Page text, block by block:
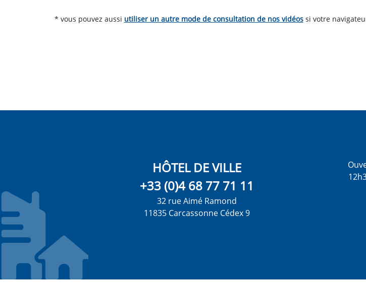
* vous pouvez aussi utiliser un autre mode de consultation de nos vidéossi votre
HÔTEL DE VILLE
+33 (0)4 68 77 71 11
32 rue Aimé Ramond
11835 Carcassonne Cédex 9